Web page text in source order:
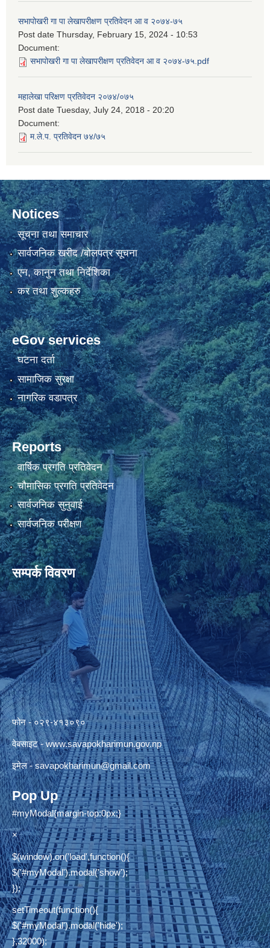
सभापोखरी गा पा लेखापरीक्षण प्रतिवेदन आ व २०७४-७५
Post date Thursday, February 15, 2024 - 10:53
Document:
सभापोखरी गा पा लेखापरीक्षण प्रतिवेदन आ व २०७४-७५.pdf
महालेखा परिक्षण प्रतिवेदन २०७४/०७५
Post date Tuesday, July 24, 2018 - 20:20
Document:
म.ले.प. प्रतिवेदन ७४/७५
Notices
सूचना तथा समाचार
सार्वजनिक खरीद /बोलपत्र सूचना
एन, कानुन तथा निर्देशिका
कर तथा शुल्कहरु
eGov services
घटना दर्ता
सामाजिक सुरक्षा
नागरिक वडापत्र
Reports
वार्षिक प्रगति प्रतिवेदन
चौमासिक प्रगति प्रतिवेदन
सार्वजनिक सुनुवाई
सार्वजनिक परीक्षण
सम्पर्क विवरण
फोन - ०२९-४१३०९०
वेबसाइट -www.savapokharimun.gov.np
इमेल -savapokharimun@gmail.com
Pop Up
#myModal{margin-top:0px;}
×
$(window).on('load',function(){
$('#myModal').modal('show');
});
setTimeout(function(){
$('#myModal').modal('hide');
},32000);